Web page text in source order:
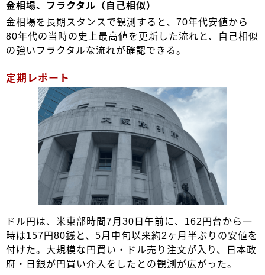
金相場、フラクタル（自己相似）
金相場を長期スタンスで観測すると、70年代安値から
80年代の当時の史上最高値を更新した流れと、自己相似
の強いフラクタルな流れが確認できる。
定期レポート
ドル円は、米東部時間7月30日午前に、162円台から一
時は157円80銭と、5月中旬以来約2ヶ月半ぶりの安値を
付けた。大規模な円買い・ドル売り注文が入り、日本政
府・日銀が円買い介入をしたとの観測が広がった。